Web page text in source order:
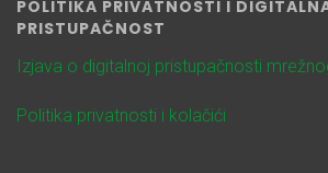
POLITIKA PRIVATNOSTI I
PRISTUPAČNOST
Izjava o digitalnoj pristupačnosti
Politika privatnosti i kolačići